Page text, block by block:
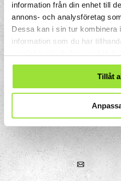
information från din enhet till
annons- och analysföretag
Dessa kan i sin tur kombinera
information som du har
Tillåt
Box
151 27